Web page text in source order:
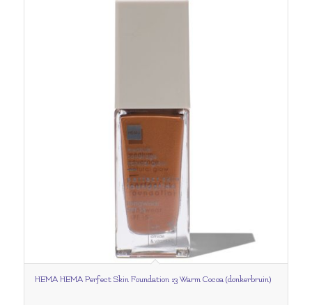
HEMA HEMA Perfect Skin Foundation 13 Warm Cocoa (donkerbruin)